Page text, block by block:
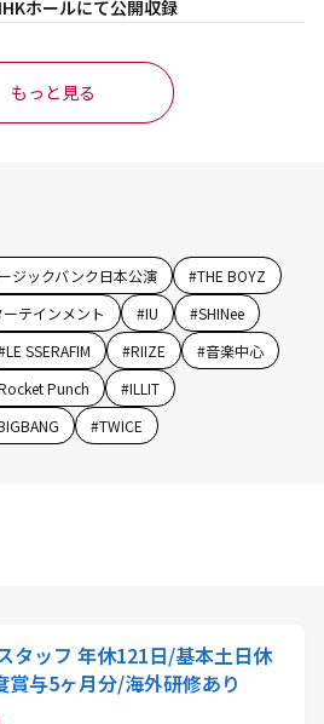
ホールにて公開収録
もっと見る
ジックバンク日本公演 #THE BOYZ
テインメント #IU #SHINee
LE SSERAFIM #RIIZE #音楽中心
Punch #ILLIT
#TWICE
タッフ 年休121日/基本土日休
与5ヶ月分/海外研修あり